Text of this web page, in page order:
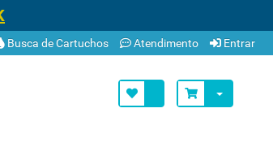
Busca de Cartuchos Atendimento Entrar